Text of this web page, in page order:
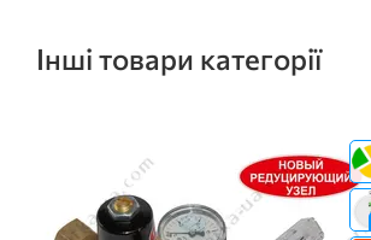
Інші товари категорії